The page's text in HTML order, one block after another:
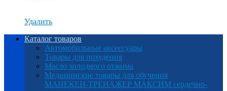
Удалить
Каталог товаров
Автомобильные аксессуары
Товары для похудения
Масло холодного отжима
Медицинские товары для обучения
МАНЕКЕН-ТРЕНАЖЕР МАКСИМ сердечно-